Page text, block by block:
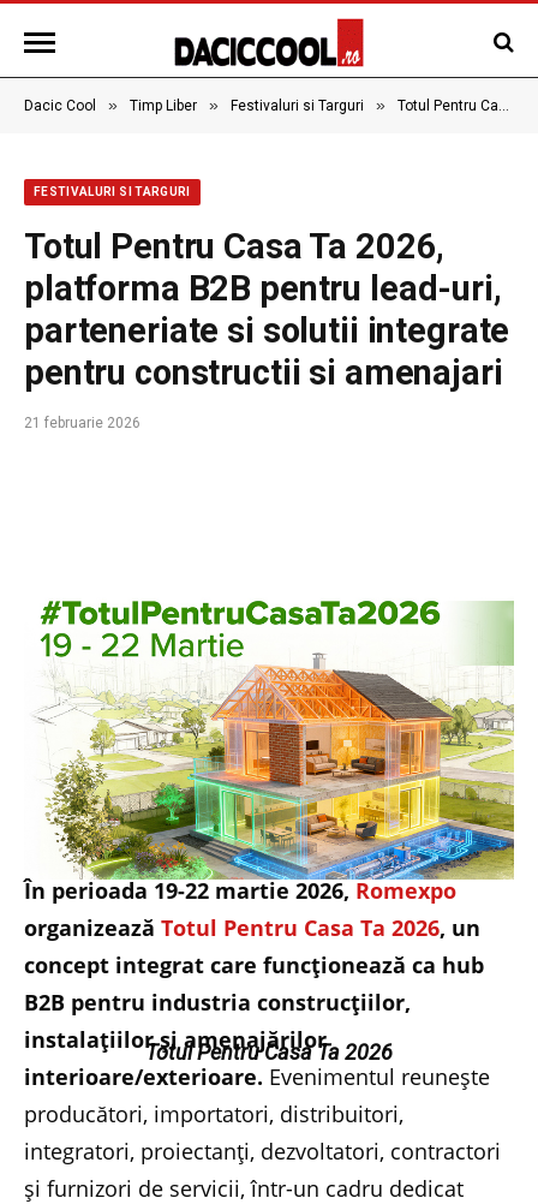
Dacic Cool » Timp Liber » Festivaluri si Targuri » Totul Pentru Casa Ta 2026, platforma B2B pentru lead-uri, parteneriate si solutii integrate pentru constructii si amenajari
FESTIVALURI SI TARGURI
Totul Pentru Casa Ta 2026,
platforma B2B pentru lead-uri,
parteneriate si solutii integrate
pentru constructii si amenajari
21 februarie 2026
Totul Pentru Casa Ta 2026
În perioada 19-22 martie 2026, Romexpo
organizează Totul Pentru Casa Ta 2026, un
concept integrat care funcționează ca hub
B2B pentru industria construcțiilor,
instalațiilor și amenajărilor
interioare/exterioare. Evenimentul reunește
producători, importatori, distribuitori,
integratori, proiectanți, dezvoltatori, contractori
și furnizori de servicii, într-un cadru dedicat